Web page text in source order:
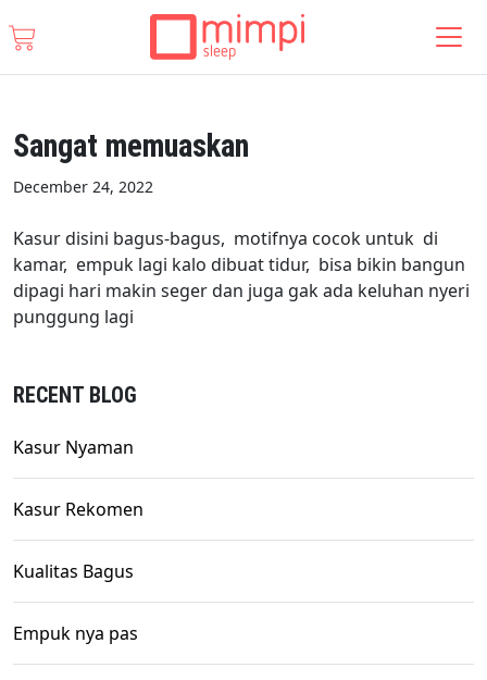
Sangat memuaskan
December 24, 2022
Kasur disini bagus-bagus, motifnya cocok untuk di
kamar, empuk lagi kalo dibuat tidur, bisa bikin bangun
dipagi hari makin seger dan juga gak ada keluhan nyeri
punggung lagi
RECENT BLOG
Kasur Nyaman
Kasur Rekomen
Kualitas Bagus
Empuk nya pas